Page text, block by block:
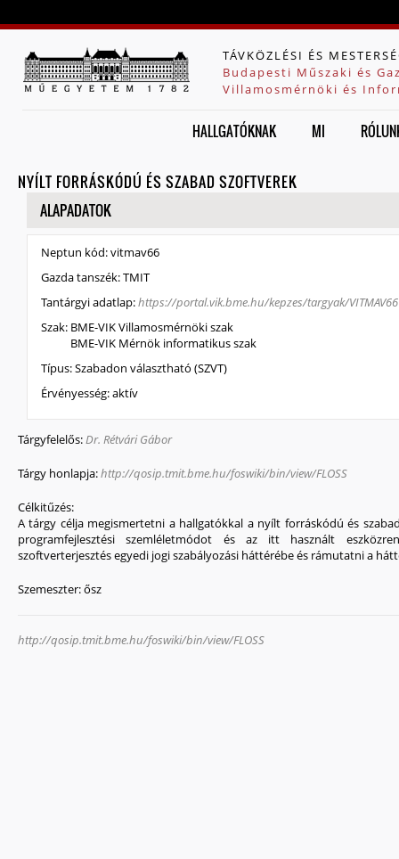
TÁVKÖZLÉSI ÉS
Budapesti Műszaki és
Villamosmérnöki és
HALLGATÓKNAK MI
NYÍLT FORRÁSKÓDÚ ÉS SZABAD SZOFTVEREK
ELREJT
ALAPADATOK
Neptun kód:vitmav66
Gazda tanszék:TMIT
Tantárgyi adatlap:https://portal.vik.bme.hu/kepzes/targyak/VITMAV66
Szak: BME-VIK Villamosmérnöki szak
BME-VIK Mérnök informatikus szak
Típus:Szabadon választható (SZVT)
Érvényesség:aktív
Tárgyfelelős: Dr. Rétvári Gábor
Tárgy honlapja:http://qosip.tmit.bme.hu/foswiki/bin/view/FLOSS
Célkitűzés:
A tárgy célja megismertetni a hallgatókkal a nyílt forráskódú és
programfejlesztési szemléletmódot és az itt használt
szoftverterjesztés egyedi jogi szabályozási háttérébe és rámutatni a
Szemeszter:ősz
http://qosip.tmit.bme.hu/foswiki/bin/view/FLOSS